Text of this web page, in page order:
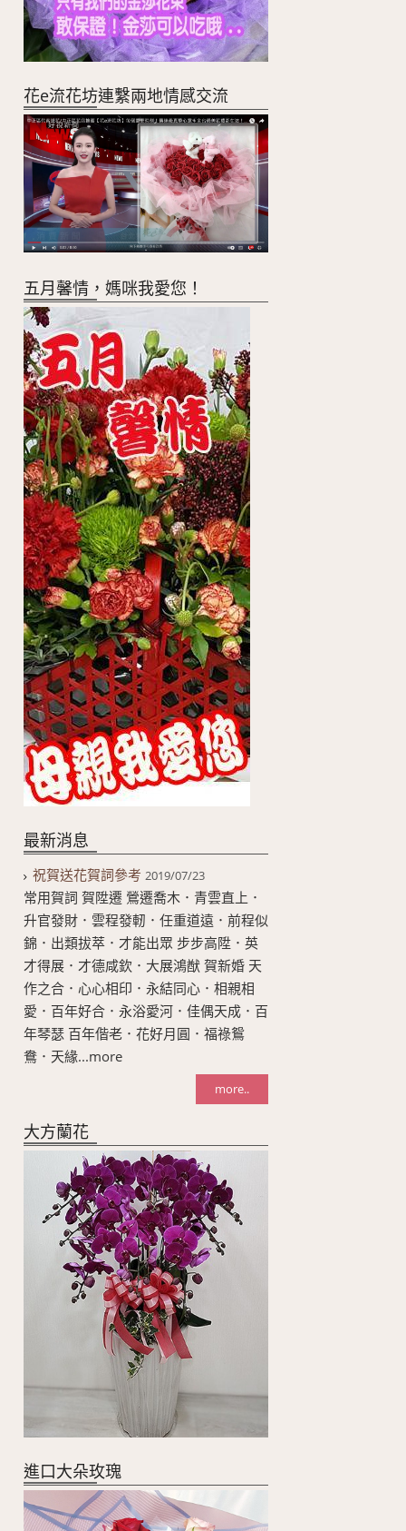
花e流花坊連繫兩地情感交流
五月馨情，媽咪我愛您！
最新消息
祝賀送花賀詞參考 2019/07/23
常用賀詞 賀陞遷 鶯遷喬木．青雲直上．
升官發財．雲程發軔．任重道遠．前程似
錦．出類拔萃．才能出眾 步步高陞．英
才得展．才德咸欽．大展鴻猷 賀新婚 天
作之合．心心相印．永結同心．相親相
愛．百年好合．永浴愛河．佳偶天成．百
年琴瑟 百年偕老．花好月圓．福祿鴛
鴦．天緣...more
more..
大方蘭花
進口大朵玫瑰